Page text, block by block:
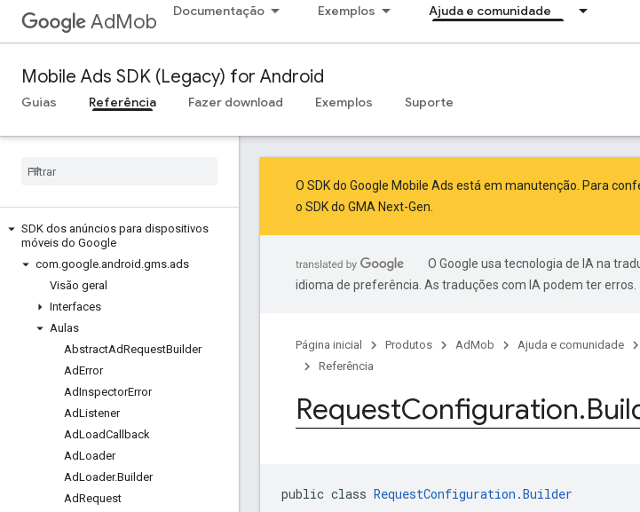
AdMob Documentação Exemplos Ajuda e comunidade
Mobile Ads SDK (Legacy) for Android
Guias Referência Fazer download Exemplos Suporte
SDK dos anúncios para dispositivos
móveis do Google
com.google.android .gms.ads
Visão geral
Interfaces
Aulas
AbstractAdRequestBuilder
AdError
AdInspectorError
AdListener
AdLoadCallback
AdLoader
AdLoader.Builder
AdRequest
O SDK do Google Mobile Ads está em manutenção. Para
o SDK do GMA Next-Gen
O Google usa tecnologia de IA na
idioma de preferência. As traduções com IA podem ter erros.
Página inicial Produtos AdMob Ajuda e comunidade
Referência
RequestConfiguration.
public class RequestConfiguration.Builder